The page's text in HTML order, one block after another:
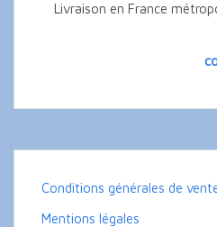
Livraison en France
Conditions générales de
Mentions légales